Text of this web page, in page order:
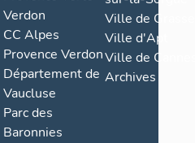
Verdon
CC Alpes
Provence Verdon
Département de
Vaucluse
Parc des
Baronnies
Ville de Grasse
Ville d'Apt
Ville de
Archives